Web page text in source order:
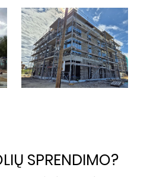
SPRENDIMO?